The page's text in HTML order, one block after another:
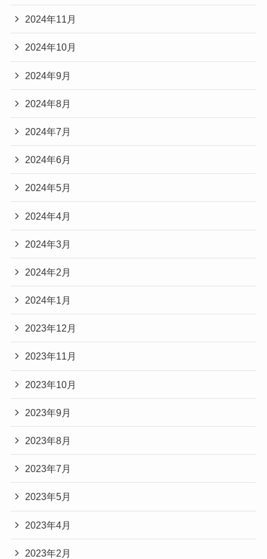
2024年11月
2024年10月
2024年9月
2024年8月
2024年7月
2024年6月
2024年5月
2024年4月
2024年3月
2024年2月
2024年1月
2023年12月
2023年11月
2023年10月
2023年9月
2023年8月
2023年7月
2023年5月
2023年4月
2023年2月